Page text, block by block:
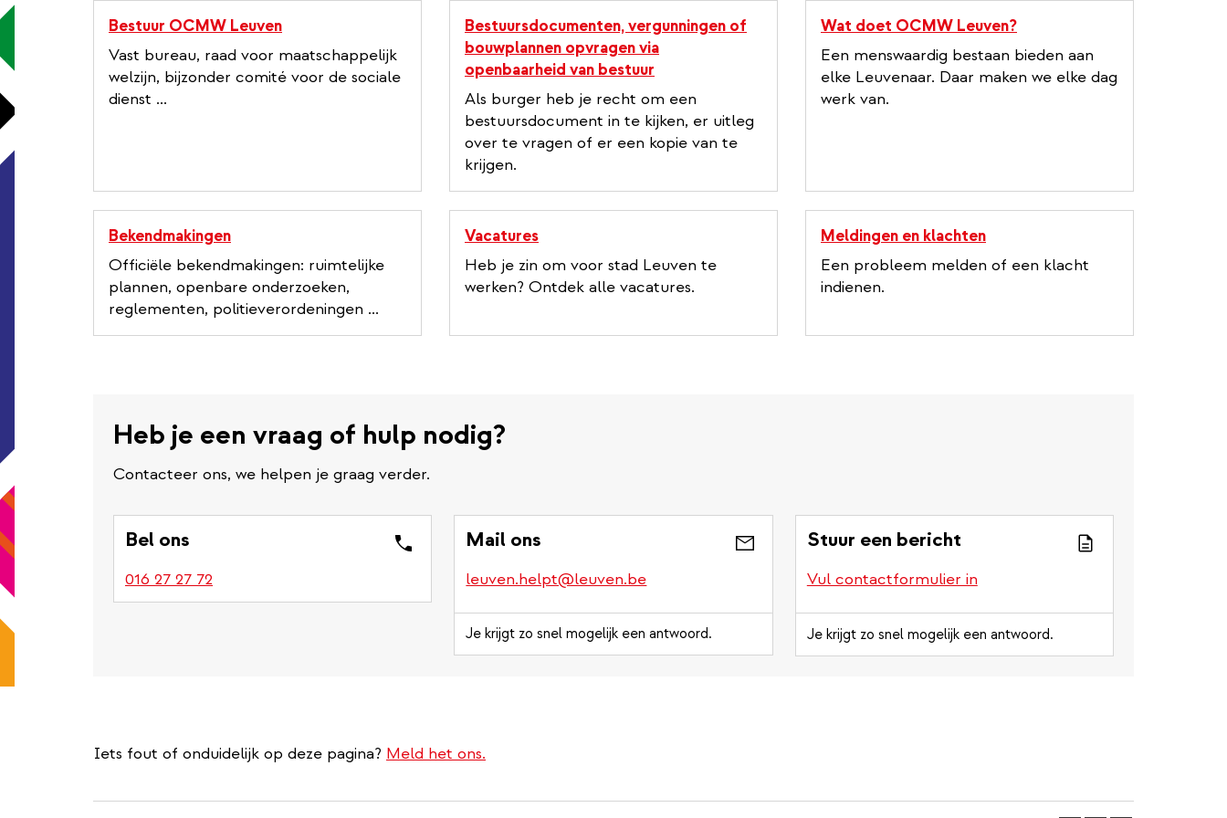
Bestuur OCMW Leuven
Vast bureau, raad voor maatschappelijk
welzijn, bijzonder comité voor de sociale
dienst ...
Bestuursdocumenten, vergunningen of
bouwplannen opvragen via
openbaarheid van bestuur
Als burger heb je recht om een
bestuursdocument in te kijken, er uitleg
over te vragen of er een kopie van te
krijgen.
Wat doet OCMW Leuven?
Een menswaardig bestaan bieden aan
elke Leuvenaar. Daar maken we elke dag
werk van.
Bekendmakingen
Officiële bekendmakingen: ruimtelijke
plannen, openbare onderzoeken,
reglementen, politieverordeningen ...
Vacatures
Heb je zin om voor stad Leuven te
werken? Ontdek alle vacatures.
Meldingen en klachten
Een probleem melden of een klacht
indienen.
Heb je een vraag of hulp nodig?
Contacteer ons, we helpen je graag verder.
Bel ons
016 27 27 72
Mail ons
leuven.helpt@leuven.be
Je krijgt zo snel mogelijk een antwoord.
Stuur een bericht
Vul contactformulier in
Je krijgt zo snel mogelijk een antwoord.
Iets fout of onduidelijk op deze pagina? Meld het ons.